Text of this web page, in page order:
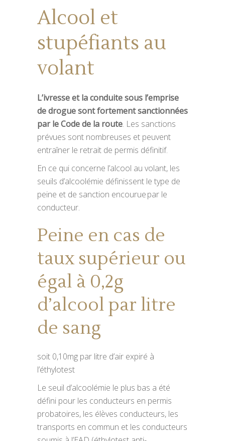
Alcool et
stupéfiants au
volant
L’ivresse et la conduite sous l’emprise
de drogue sont fortement sanctionnées
par le Code de la route. Les sanctions
prévues sont nombreuses et peuvent
entraîner le retrait de permis définitif.
En ce qui concerne l’alcool au volant, les
seuils d’alcoolémie définissent le type de
peine et de sanction encourue par le
conducteur.
Peine en cas de
taux supérieur ou
égal à 0,2g
d’alcool par litre
de sang
soit 0,10mg par litre d’air expiré à
l’éthylotest
Le seuil d’alcoolémie le plus bas a été
défini pour les conducteurs en permis
probatoires, les élèves conducteurs, les
transports en commun et les conducteurs